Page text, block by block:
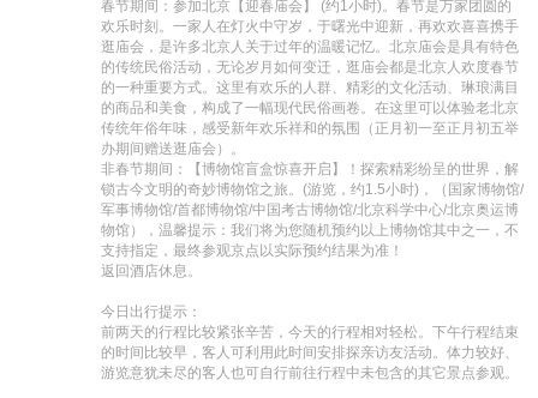
春节期间：参加北京【迎春庙会】 (约1小时)。春节是万家团圆的
欢乐时刻。一家人在灯火中守岁，于曙光中迎新，再欢欢喜喜携手
逛庙会，是许多北京人关于过年的温暖记忆。北京庙会是具有特色
的传统民俗活动，无论岁月如何变迁，逛庙会都是北京人欢度春节
的一种重要方式。这里有欢乐的人群、精彩的文化活动、琳琅满目
的商品和美食，构成了一幅现代民俗画卷。在这里可以体验老北京
传统年俗年味，感受新年欢乐祥和的氛围（正月初一至正月初五举
办期间赠送逛庙会）。
非春节期间：【博物馆盲盒惊喜开启】！探索精彩纷呈的世界，解
锁古今文明的奇妙博物馆之旅。(游览，约1.5小时)，（国家博物馆/
军事博物馆/首都博物馆/中国考古博物馆/北京科学中心/北京奥运博
物馆），温馨提示：我们将为您随机预约以上博物馆其中之一，不
支持指定，最终参观京点以实际预约结果为准！
返回酒店休息。
今日出行提示：
前两天的行程比较紧张辛苦，今天的行程相对轻松。下午行程结束
的时间比较早，客人可利用此时间安排探亲访友活动。体力较好、
游览意犹未尽的客人也可自行前往行程中未包含的其它景点参观。